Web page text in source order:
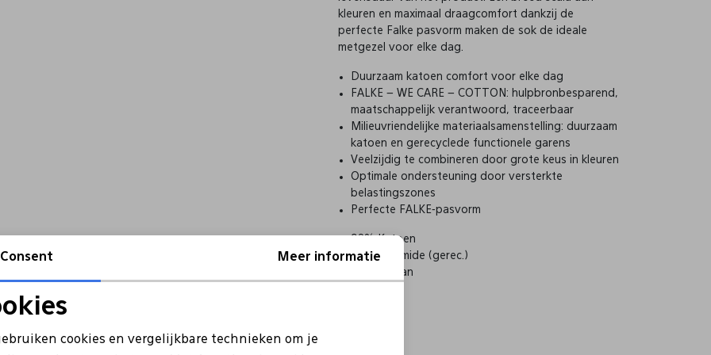
kleuren en maximaal draagcomfort dankzij de
perfecte Falke pasvorm maken de sok de ideale
metgezel voor elke dag.
Duurzaam katoen comfort voor elke dag
FALKE – WE CARE – COTTON: hulpbronbesparend,
maatschappelijk verantwoord, traceerbaar
Milieuvriendelijke materiaalsamenstelling: duurzaam
katoen en gerecyclede functionele garens
Veelzijdig te combineren door grote keus in kleuren
Optimale ondersteuning door versterkte
belastingszones
Perfecte FALKE-pasvorm
92% Katoen
7% Polyamide (gerec.)
1% Elastaan
Consent Meer informatie
cookies en vergelijkbare technieken om je